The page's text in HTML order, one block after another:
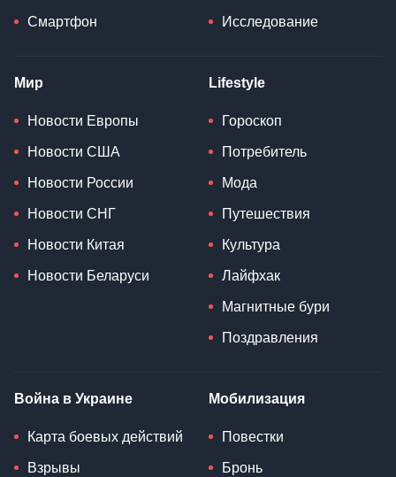
Смартфон Исследование
Мир
Новости Европы
Новости США
Новости России
Новости СНГ
Новости Китая
Новости Беларуси
Lifestyle
Гороскоп
Потребитель
Мода
Путешествия
Культура
Лайфхак
Магнитные бури
Поздравления
Война в Украине
Карта боевых действий
Взрывы
Мобилизация
Повестки
Бронь